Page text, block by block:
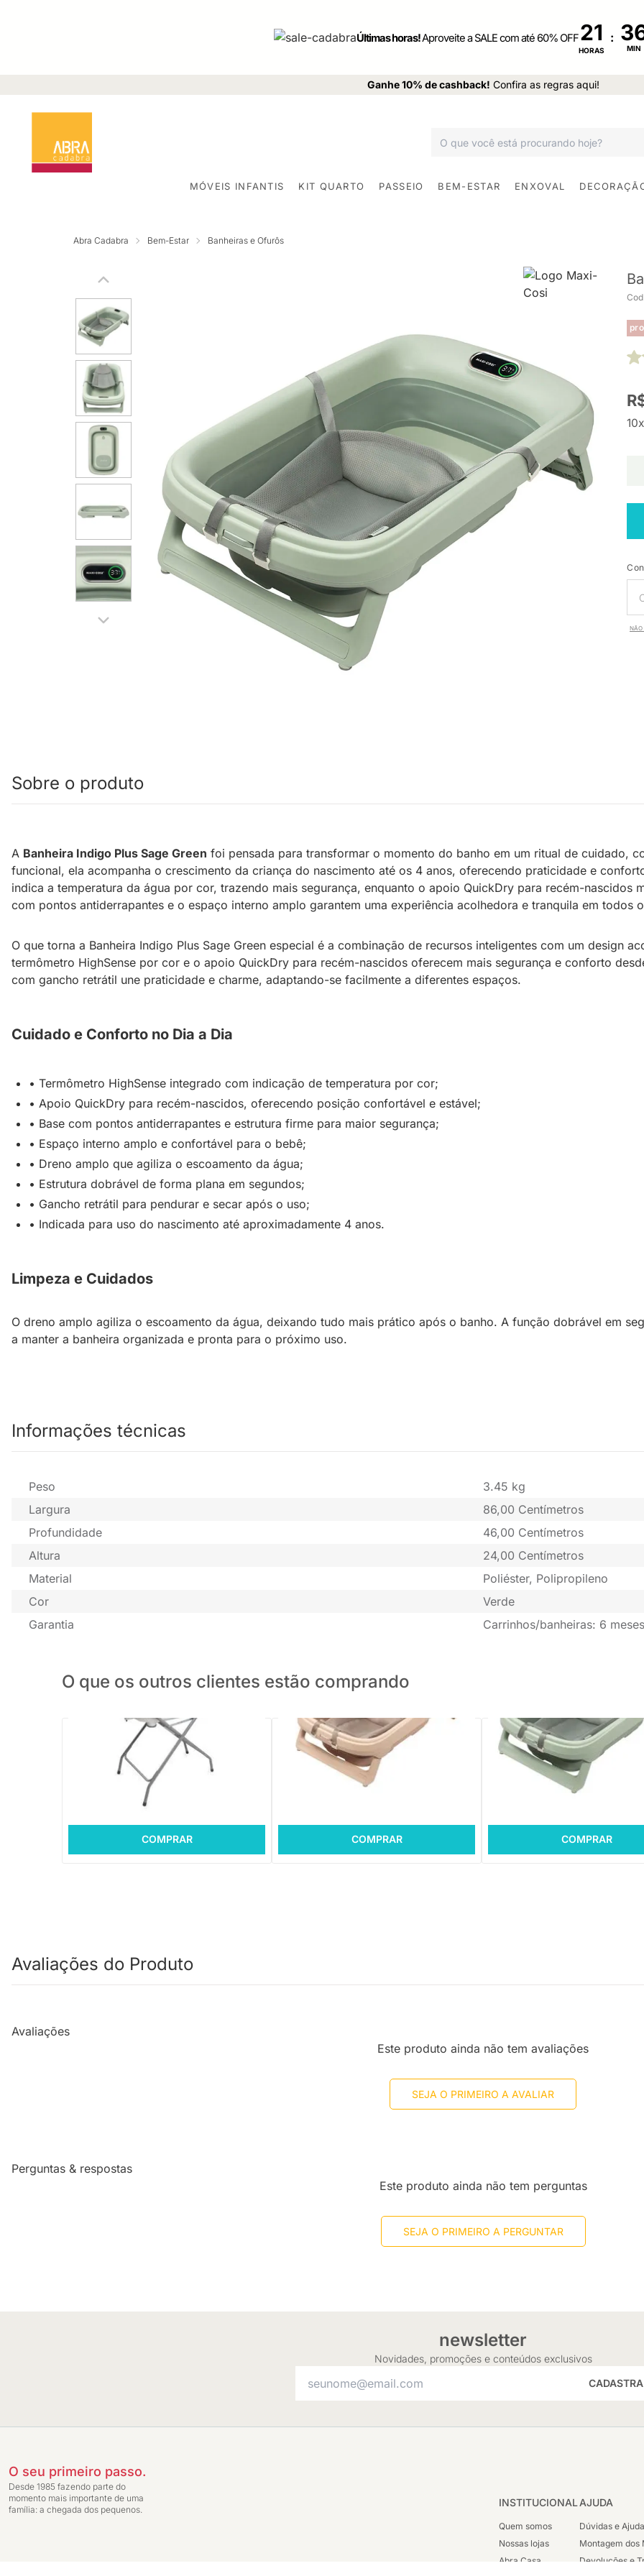
Últimas horas!Aproveite a SALE com até 60% OFF21
HORAS
:
MIN
Ganhe 10% de cashback! Confira as regras aqui!
MÓVEIS INFANTIS KIT QUARTO PASSEIO BEM-ESTAR ENXOVAL
Abra Cadabra Bem-Estar Banheiras e Ofurôs
NÃO
Sobre o produto
A Banheira Indigo Plus Sage Green foi pensada para transformar o momento do banho em um ritual de cuidado,
funcional, ela acompanha o crescimento da criança do nascimento até os 4 anos, oferecendo praticidade e
indica a temperatura da água por cor, trazendo mais segurança, enquanto o apoio QuickDry para recém-nascidos
com pontos antiderrapantes e o espaço interno amplo garantem uma experiência acolhedora e tranquila em todos
O que torna a Banheira Indigo Plus Sage Green especial é a combinação de recursos inteligentes com um design
termômetro HighSense por cor e o apoio QuickDry para recém-nascidos oferecem mais segurança e conforto
com gancho retrátil une praticidade e charme, adaptando-se facilmente a diferentes espaços.
Cuidado e Conforto no Dia a Dia
• Termômetro HighSense integrado com indicação de temperatura por cor;
• Apoio QuickDry para recém-nascidos, oferecendo posição confortável e estável;
• Base com pontos antiderrapantes e estrutura firme para maior segurança;
• Espaço interno amplo e confortável para o bebê;
• Dreno amplo que agiliza o escoamento da água;
• Estrutura dobrável de forma plana em segundos;
• Gancho retrátil para pendurar e secar após o uso;
• Indicada para uso do nascimento até aproximadamente 4 anos.
Limpeza e Cuidados
O dreno amplo agiliza o escoamento da água, deixando tudo mais prático após o banho. A função dobrável em
a manter a banheira organizada e pronta para o próximo uso.
Informações técnicas
Peso
3.45 kg
Largura
86,00 Centímetros
Profundidade
46,00 Centímetros
Altura
24,00 Centímetros
Material
Poliéster, Polipropileno
Cor
Verde
Garantia
Carrinhos/banheiras: 6 meses
O que os outros clientes estão comprando
PRONTA ENTREGA
Banheira Fontana Duo- Branco e Cinza
10x de R$ 49,9 sem juros
COMPRAR
PRONTA ENTREGA
Banheira Indigo Plus Muted Terra
COMPRAR
PRONTA ENTREGA
Banheira Indigo Plus Sage Green
COMPRAR
Avaliações do Produto
Avaliações
Este produto ainda não tem avaliações
SEJA O PRIMEIRO A AVALIAR
Perguntas & respostas
Este produto ainda não tem perguntas
SEJA O PRIMEIRO A PERGUNTAR
newsletter
Novidades, promoções e conteúdos exclusivos
O seu primeiro passo.
Desde 1985 fazendo parte do
momento mais importante de uma
família: a chegada dos pequenos.
INSTITUCIONAL
Quem somos
Nossas lojas
Abra Casa
AJUDA
Dúvidas e
Montagem dos
Devoluções e